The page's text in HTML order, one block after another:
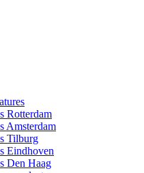
Rotterdam
Amsterdam
Tilburg
Eindhoven
Den Haag